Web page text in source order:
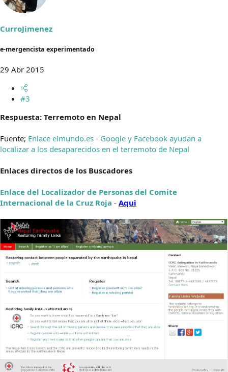
CurroJimenez
e-mergencista experimentado
29 Abr 2015
#3
Respuesta: Terremoto en Nepal
Fuente; Enlace elmundo.es - Google y Facebook ayudan a
localizar a los desaparecidos en el terremoto de Nepal
Enlaces directos de los Buscadores
Enlace del Localizador de Personas del Comite
Internacional de la Cruz Roja - Aqui